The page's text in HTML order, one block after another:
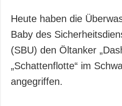
Heute haben die
Baby des
(SBU) den Öltanker
„Schattenflotte“ im
angegriffen.